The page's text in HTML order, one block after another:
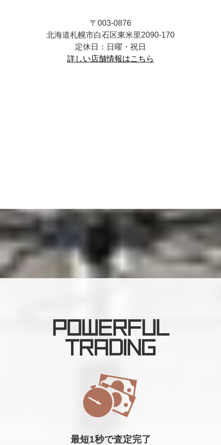
〒003-0876
北海道札幌市白石区東米里2090-170
定休日：日曜・祝日
詳しい店舗情報はこちら
POWERFUL
TRADING
最短1秒で査定完了